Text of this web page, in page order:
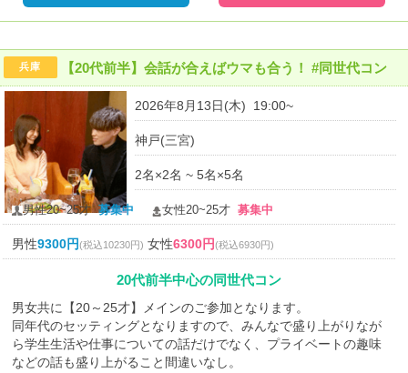
兵庫 【20代前半】会話が合えばウマも合う！ #同世代コン
2026年8月13日(木) 19:00~
神戸(三宮)
2名×2名 ~ 5名×5名
男性20~25才募集中 女性20~25才募集中
男性9300円(税込10230円) 女性6300円(税込6930円)
20代前半中心の同世代コン
男女共に【20～25才】メインのご参加となります。
同年代のセッティングとなりますので、みんなで盛り上がりなが
ら学生生活や仕事についての話だけでなく、プライベートの趣味
などの話も盛り上がること間違いなし。